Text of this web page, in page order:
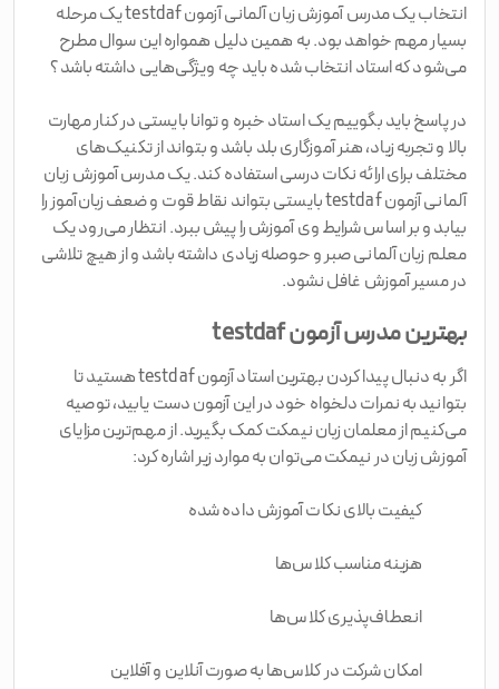
انتخاب یک مدرس آموزش زبان آلمانی آزمون testdaf یک مرحله
بسیار مهم خواهد بود. به همین دلیل همواره این سوال مطرح
می‌شود که استاد انتخاب شده باید چه ویژگی‌هایی داشته باشد؟
در پاسخ باید بگوییم یک استاد خبره و توانا بایستی در کنار مهارت
بالا و تجربه زیاد، هنر آموزگاری بلد باشد و بتواند از تکنیک‌های
مختلف برای ارائه نکات درسی استفاده کند. یک مدرس آموزش زبان
آلمانی آزمون testdaf بایستی بتواند نقاط قوت و ضعف زبان‌آموز را
بیابد و بر اساس شرایط وی آموزش را پیش ببرد. انتظار می‌رود یک
معلم زبان آلمانی صبر و حوصله زیادی داشته باشد و از هیچ تلاشی
در مسیر آموزش غافل نشود.
بهترین مدرس آزمون testdaf
اگر به دنبال پیدا کردن بهترین استاد آزمون testdaf هستید تا
بتوانید به نمرات دلخواه خود در این آزمون دست یابید، توصیه
می‌کنیم از معلمان زبان نیمکت کمک‌ بگیرید. از مهم‌ترین مزایای
آموزش زبان در نیمکت می‌توان به موارد زیر اشاره کرد:
کیفیت بالای نکات آموزش داده شده
هزینه مناسب کلاس‌ها
انعطاف‌پذیری کلاس‌ها
امکان شرکت در کلاس‌ها به صورت آنلاین و آفلاین